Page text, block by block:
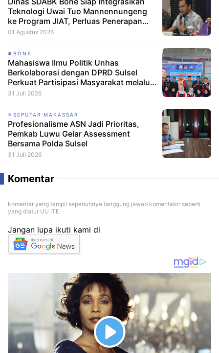
Teknologi Uwai Tuo Mannennungeng
ke Program JIAT, Perluas Penerapan
Irigasi Cerdas
01 Agustus 2026
BONE
Mahasiswa Ilmu Politik Unhas
Berkolaborasi dengan DPRD Sulsel
Perkuat Partisipasi Masyarakat melalui
Edukasi Penyaluran Aspirasi di Desa
31 Juli 2026
SEPUTAR MAKASSAR
Profesionalisme ASN Jadi Prioritas,
Pemkab Luwu Gelar Assessment
Bersama Polda Sulsel
31 Juli 2026
Komentar
komentar yang tampil sepenuhnya tanggung jawab komentator seperti
yang diatur UU ITE
Jangan lupa ikuti kami di